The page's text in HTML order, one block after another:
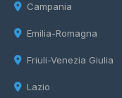
Campania
Emilia-Romagna
Friuli-Venezia Giulia
Lazio